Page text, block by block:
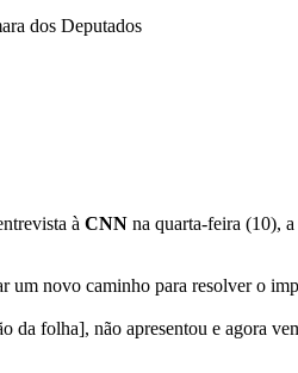
dos Deputados
à CNN na quarta-feira (10),
um novo caminho para resolver o
folha], não apresentou e agora